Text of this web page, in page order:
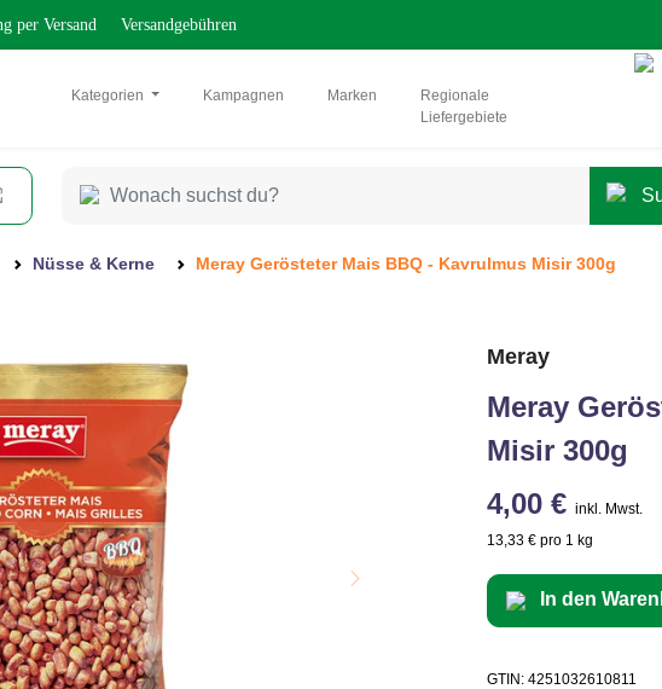
per Versand Versandgebühren
Kategorien Kampagnen Marken
Regionale
Liefergebiete
Nüsse & Kerne Meray Gerösteter Mais BBQ - Kavrulmus Misir 300g
Meray
Meray
Misir 300g
4,00 € inkl. Mwst.
13,33 € pro 1 kg
In den
GTIN: 4251032610811